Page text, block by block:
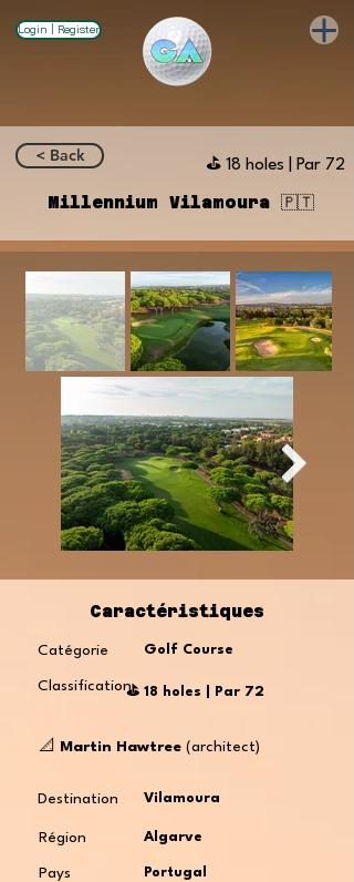
Login | Register
< Back ⛳️ 18 holes | Par 72
Millennium Vilamoura 🇵🇹
Caractéristiques
Catégorie Golf Course
Classification⛳️ 18 holes | Par 72
📐 Martin Hawtree (architect)
Destination Vilamoura
Région Algarve
Pays Portugal